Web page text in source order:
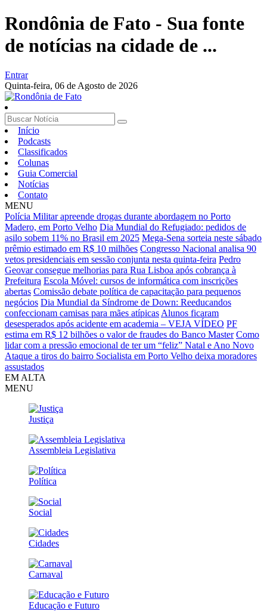
Rondônia de Fato - Sua fonte
de notícias na cidade de ...
Entrar
Quinta-feira, 06 de Agosto de 2026
Início
Podcasts
Classificados
Colunas
Guia Comercial
Notícias
Contato
MENU
Polícia Militar apreende drogas durante abordagem no Porto
Madero, em Porto Velho Dia Mundial do Refugiado: pedidos de
asilo sobem 11% no Brasil em 2025 Mega-Sena sorteia neste sábado
prêmio estimado em R$ 10 milhões Congresso Nacional analisa 90
vetos presidenciais em sessão conjunta nesta quinta-feira Pedro
Geovar consegue melhorias para Rua Lisboa após cobrança à
Prefeitura Escola Móvel: cursos de informática com inscrições
abertas Comissão debate política de capacitação para pequenos
negócios Dia Mundial da Síndrome de Down: Reeducandos
confeccionam camisas para mães atípicas Alunos ficaram
desesperados após acidente em academia – VEJA VÍDEO PF
estima em R$ 12 bilhões o valor de fraudes do Banco Master Como
lidar com a pressão emocional de ter um “feliz” Natal e Ano Novo
Ataque a tiros do bairro Socialista em Porto Velho deixa moradores
assustados
EM ALTA
MENU
Justiça
Assembleia Legislativa
Política
Social
Cidades
Carnaval
Educação e Futuro